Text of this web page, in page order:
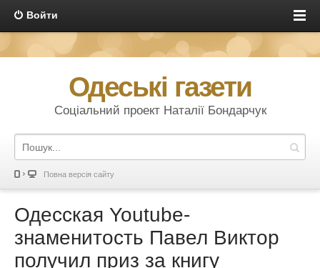
Войти
Одеські газети
Соціальний проект Наталії Бондарчук
Повна версія сайту
Одесская Youtube-
знаменитость Павел Виктор
получил приз за книгу